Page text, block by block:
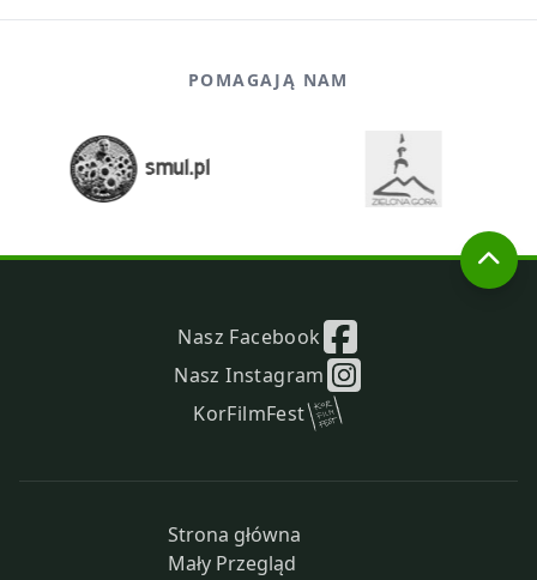
POMAGAJĄ NAM
Nasz Facebook
Nasz Instagram
KorFilmFest
Strona główna
Mały Przegląd